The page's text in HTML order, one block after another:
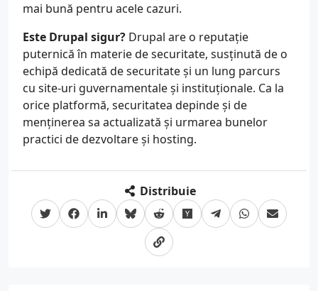
mai bună pentru acele cazuri.
Este Drupal sigur? Drupal are o reputație
puternică în materie de securitate, susținută de o
echipă dedicată de securitate și un lung parcurs
cu site-uri guvernamentale și instituționale. Ca la
orice platformă, securitatea depinde și de
menținerea sa actualizată și urmarea bunelor
practici de dezvoltare și hosting.
Distribuie